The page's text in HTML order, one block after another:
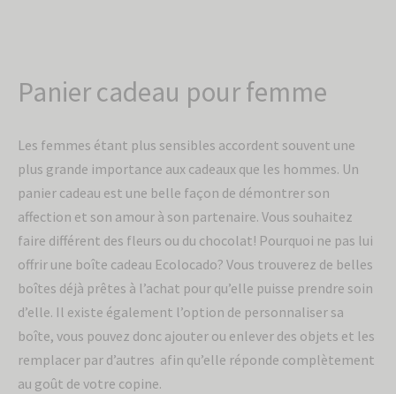
Panier cadeau pour femme
Les femmes étant plus sensibles accordent souvent une
plus grande importance aux cadeaux que les hommes. Un
panier cadeau est une belle façon de démontrer son
affection et son amour à son partenaire. Vous souhaitez
faire différent des fleurs ou du chocolat! Pourquoi ne pas lui
offrir une boîte cadeau Ecolocado? Vous trouverez de belles
boîtes déjà prêtes à l’achat pour qu’elle puisse prendre soin
d’elle. Il existe également l’option de personnaliser sa
boîte, vous pouvez donc ajouter ou enlever des objets et les
remplacer par d’autres afin qu’elle réponde complètement
au goût de votre copine.